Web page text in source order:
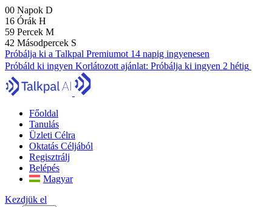
00 Napok D
16 Órák H
59 Percek M
41 Másodpercek S
Próbálja ki a Talkpal Premiumot 14 napig ingyenesen
Próbáld ki ingyen Korlátozott ajánlat: Próbálja ki ingyen 2 hétig
Főoldal
Tanulás
Üzleti Célra
Oktatás Céljából
Regisztrálj
Belépés
Magyar
Kezdjük el